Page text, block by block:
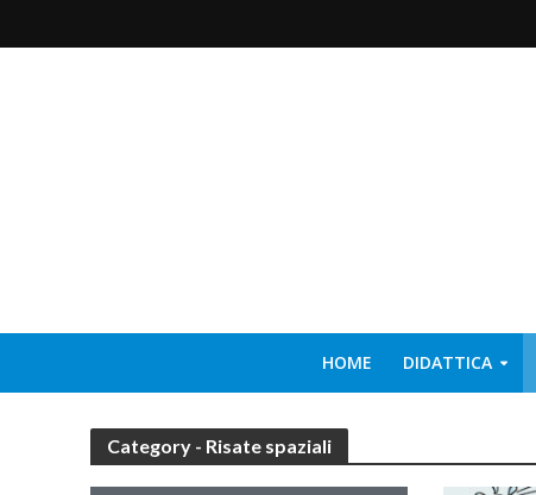
HOME DIDATTICA
Category - Risate spaziali